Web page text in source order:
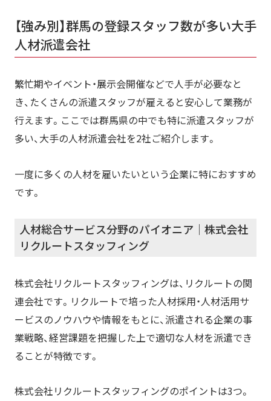
【強み別】群馬の登録スタッフ数が多い大手
人材派遣会社
繁忙期やイベント・展示会開催などで人手が必要なと
き、たくさんの派遣スタッフが雇えると安心して業務が
行えます。ここでは群馬県の中でも特に派遣スタッフが
多い、大手の人材派遣会社を2社ご紹介します。
一度に多くの人材を雇いたいという企業に特におすすめ
です。
人材総合サービス分野のパイオニア｜株式会社
リクルートスタッフィング
株式会社リクルートスタッフィングは、リクルートの関
連会社です。リクルートで培った人材採用・人材活用サ
ービスのノウハウや情報をもとに、派遣される企業の事
業戦略、経営課題を把握した上で適切な人材を派遣でき
ることが特徴です。
株式会社リクルートスタッフィングのポイントは3つ。